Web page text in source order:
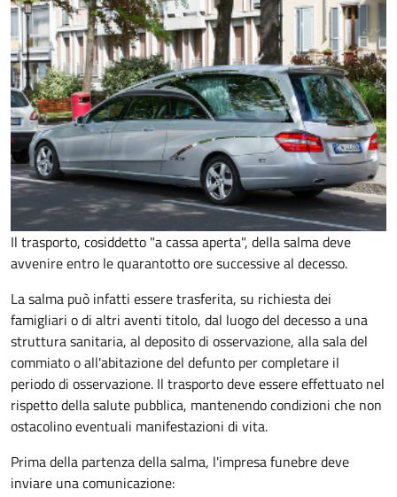
Il trasporto, cosiddetto "a cassa aperta", della salma deve
avvenire entro le quarantotto ore successive al decesso.
La salma può infatti essere trasferita, su richiesta dei
famigliari o di altri aventi titolo, dal luogo del decesso a una
struttura sanitaria, al deposito di osservazione, alla sala del
commiato o all'abitazione del defunto percompletare il
periodo di osservazione. Il trasporto deve essere effettuato nel
rispetto della salute pubblica, mantenendo condizioni che non
ostacolino eventuali manifestazioni di vita.
Prima della partenza della salma, l'impresa funebre deve
inviare una comunicazione: